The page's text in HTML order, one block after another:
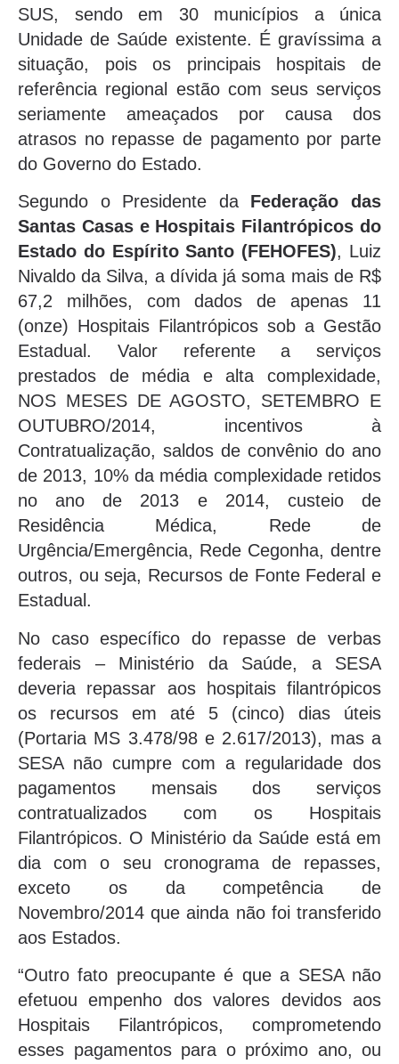
SUS, sendo em 30 municípios a única
Unidade de Saúde existente. É gravíssima a
situação, pois os principais hospitais de
referência regional estão com seus serviços
seriamente ameaçados por causa dos
atrasos no repasse de pagamento por parte
do Governo do Estado.
Segundo o Presidente da Federação das
Santas Casas e Hospitais Filantrópicos do
Estado do Espírito Santo (FEHOFES), Luiz
Nivaldo da Silva, a dívida já soma mais de R$
67,2 milhões, com dados de apenas 11
(onze) Hospitais Filantrópicos sob a Gestão
Estadual. Valor referente a serviços
prestados de média e alta complexidade,
NOS MESES DE AGOSTO, SETEMBRO E
OUTUBRO/2014, incentivos à
Contratualização, saldos de convênio do ano
de 2013, 10% da média complexidade retidos
no ano de 2013 e 2014, custeio de
Residência Médica, Rede de
Urgência/Emergência, Rede Cegonha, dentre
outros, ou seja, Recursos de Fonte Federal e
Estadual.
No caso específico do repasse de verbas
federais – Ministério da Saúde, a SESA
deveria repassar aos hospitais filantrópicos
os recursos em até 5 (cinco) dias úteis
(Portaria MS 3.478/98 e 2.617/2013), mas a
SESA não cumpre com a regularidade dos
pagamentos mensais dos serviços
contratualizados com os Hospitais
Filantrópicos. O Ministério da Saúde está em
dia com o seu cronograma de repasses,
exceto os da competência de
Novembro/2014 que ainda não foi transferido
aos Estados.
“Outro fato preocupante é que a SESA não
efetuou empenho dos valores devidos aos
Hospitais Filantrópicos, comprometendo
esses pagamentos para o próximo ano, ou